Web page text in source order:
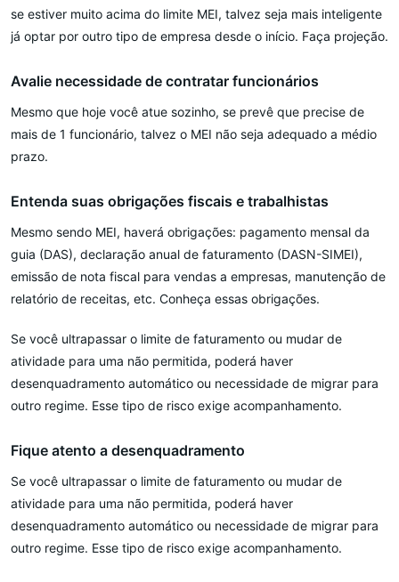
se estiver muito acima do limite MEI, talvez seja mais inteligente
já optar por outro tipo de empresa desde o início. Faça projeção.
Avalie necessidade de contratar funcionários
Mesmo que hoje você atue sozinho, se prevê que precise de
mais de 1 funcionário, talvez o MEI não seja adequado a médio
prazo.
Entenda suas obrigações fiscais e trabalhistas
Mesmo sendo MEI, haverá obrigações: pagamento mensal da
guia (DAS), declaração anual de faturamento (DASN-SIMEI),
emissão de nota fiscal para vendas a empresas, manutenção de
relatório de receitas, etc. Conheça essas obrigações.
Se você ultrapassar o limite de faturamento ou mudar de
atividade para uma não permitida, poderá haver
desenquadramento automático ou necessidade de migrar para
outro regime. Esse tipo de risco exige acompanhamento.
Fique atento a desenquadramento
Se você ultrapassar o limite de faturamento ou mudar de
atividade para uma não permitida, poderá haver
desenquadramento automático ou necessidade de migrar para
outro regime. Esse tipo de risco exige acompanhamento.